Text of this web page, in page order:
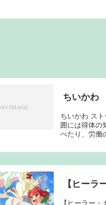
ちいかわ
ちいかわ ス
囲には得体の
べたり、労働
【ヒーラ
【ヒーラー